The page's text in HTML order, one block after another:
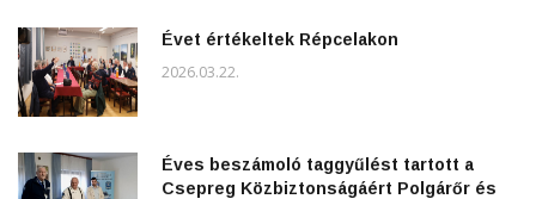
Évet értékeltek Répcelakon
2026.03.22.
Éves beszámoló taggyűlést tartott a
Csepreg Közbiztonságáért Polgárőr és